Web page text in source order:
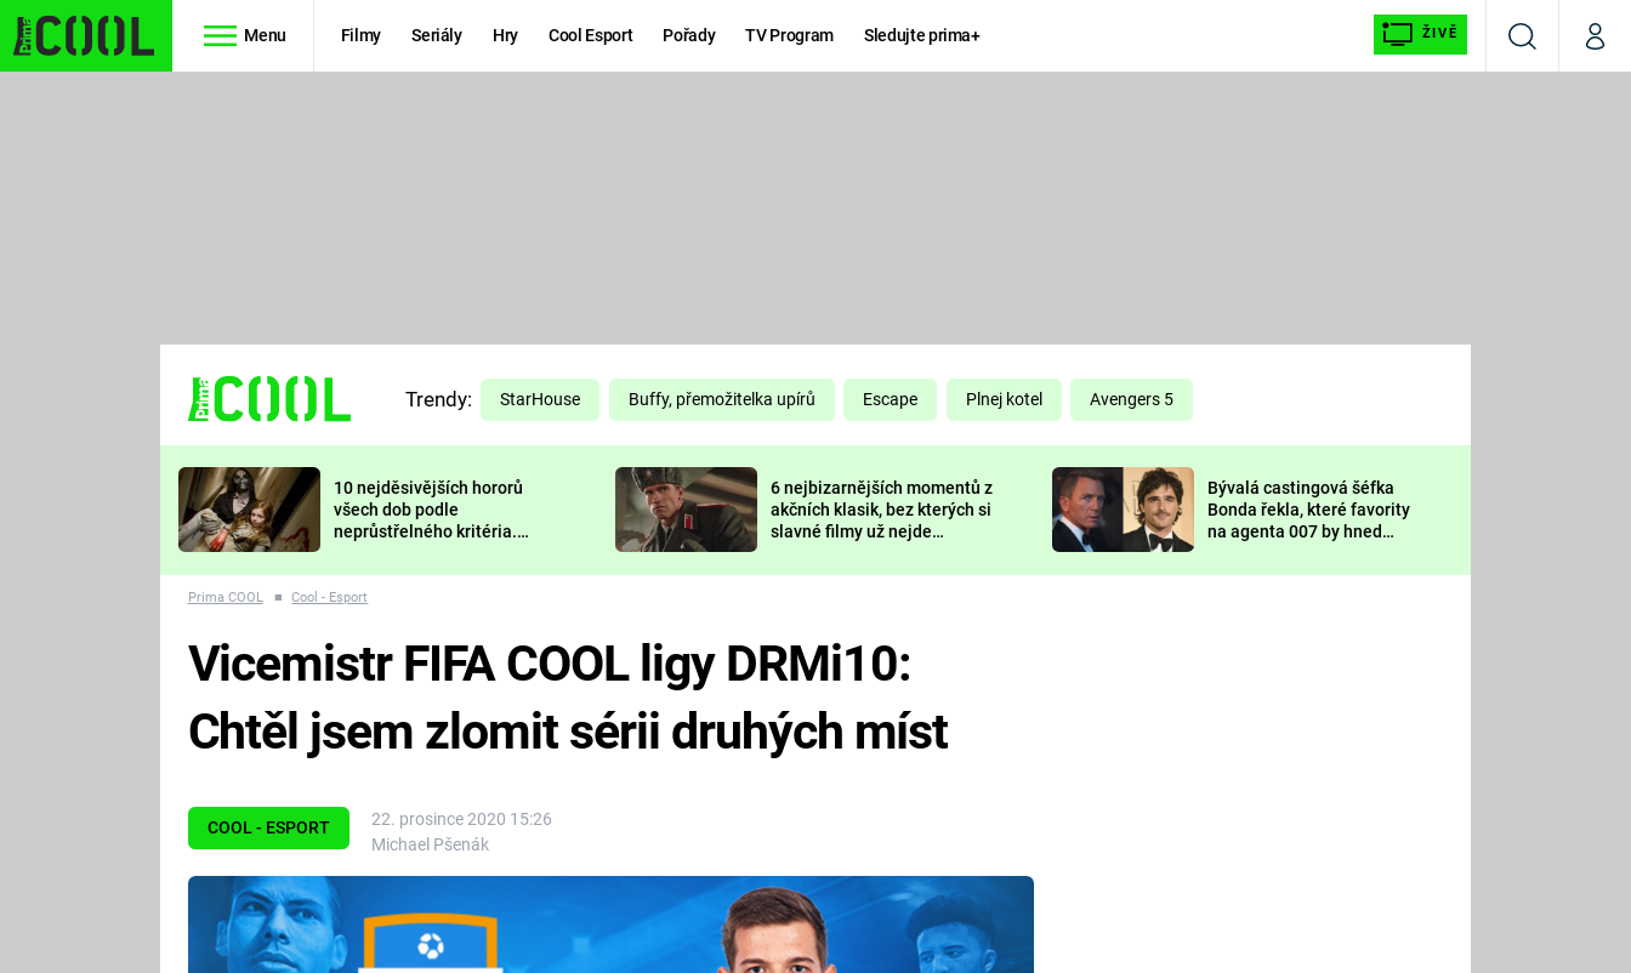
Menu Filmy Seriály Hry Cool Esport Pořady TV Program Sledujte prima+ ŽIVĚ
VyhledáváníMůj
TŘESKU
FUTURAMA
PREDÁTOR
DELIVERANCE
KOMEDIE
CHUCK
NORRIS
DEADPOOL
Prima LAJK
Sledujte nás
Trendy: StarHouse Buffy, přemožitelka upírů Escape Plnej kotel Avengers 5
10 nejděsivějších hororů
všech dob podle
neprůstřelného kritéria.
nejvíc zvednou tep?
6 nejbizarnějších momentů z
akčních klasik, bez kterých si
slavné filmy už nejde
Bývalá castingová šéfka
Bonda řekla, které favority
na agenta 007 by hned
Prima COOL ■ Cool - Esport
COOL - ESPORT
22. prosince 2020 15:26
Michael Pšenák
Vicemistr FIFA COOL ligy DRMi10:
Chtěl jsem zlomit sérii druhých míst